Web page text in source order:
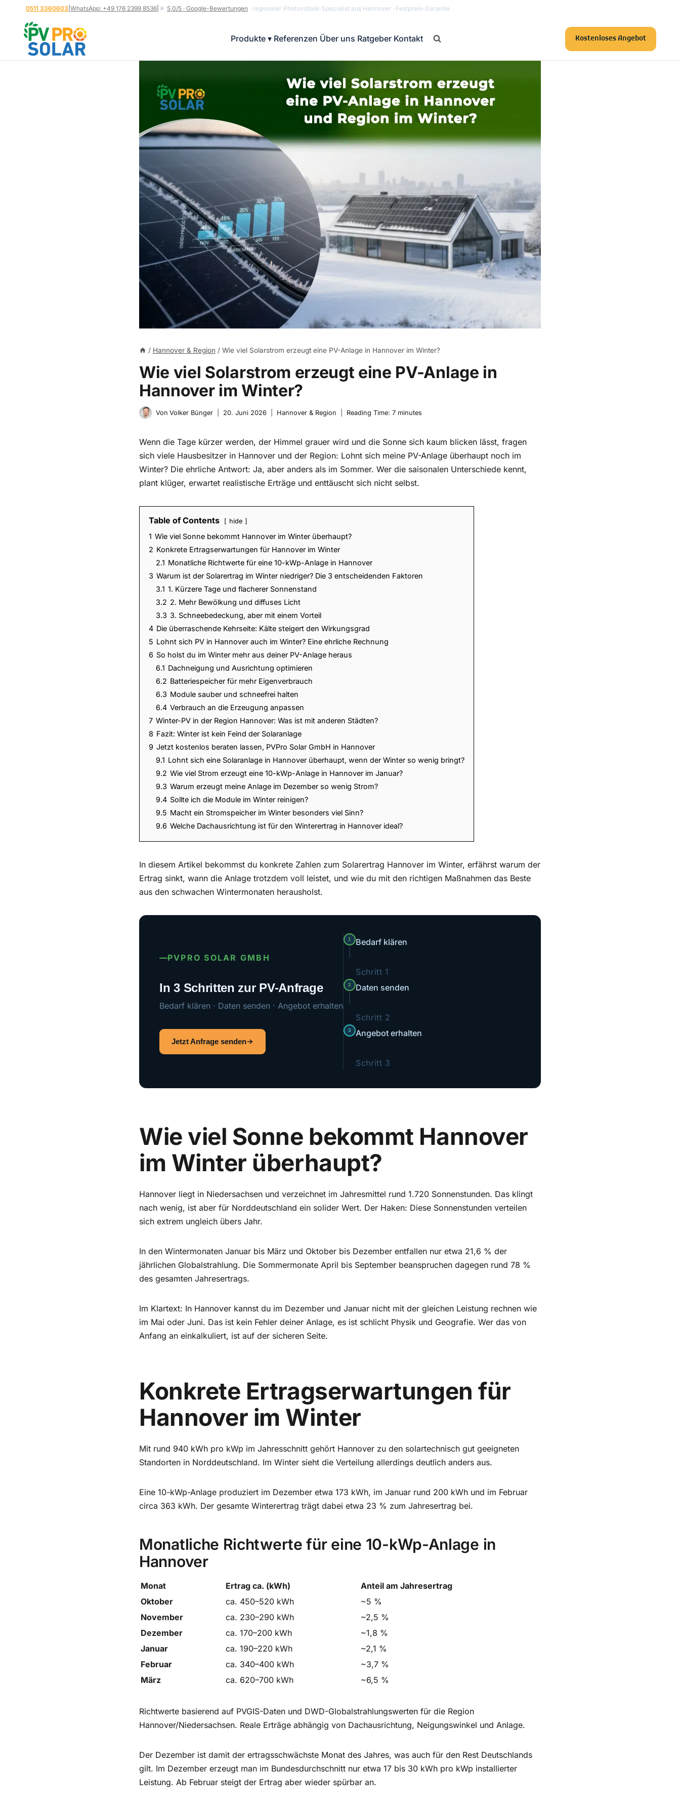
springen
0511 3360603 WhatsApp: +49 176 2399 8536 ★ 5,0/5 · Google-Bewertungen · regionaler Photovoltaik-Spezialist aus Hannover · Festpreis-Garantie
Produkte ▾ Referenzen Über uns Ratgeber Kontakt Kostenloses Angebot
/ Hannover & Region / Wie viel Solarstrom erzeugt eine PV-Anlage in Hannover im Winter?
Wie viel Solarstrom erzeugt eine PV-Anlage in
Hannover im Winter?
Von Volker Bünger 20. Juni 2026 Hannover & Region Reading Time: 7 minutes
Wenn die Tage kürzer werden, der Himmel grauer wird und die Sonne sich kaum blicken lässt, fragen
sich viele Hausbesitzer in Hannover und der Region: Lohnt sich meine PV-Anlage überhaupt noch im
Winter? Die ehrliche Antwort: Ja, aber anders als im Sommer. Wer die saisonalen Unterschiede kennt,
plant klüger, erwartet realistische Erträge und enttäuscht sich nicht selbst.
Table of Contents hide
1 Wie viel Sonne bekommt Hannover im Winter überhaupt?
2 Konkrete Ertragserwartungen für Hannover im Winter
2.1 Monatliche Richtwerte für eine 10-kWp-Anlage in Hannover
3 Warum ist der Solarertrag im Winter niedriger? Die 3 entscheidenden Faktoren
3.1 1. Kürzere Tage und flacherer Sonnenstand
3.2 2. Mehr Bewölkung und diffuses Licht
3.3 3. Schneebedeckung, aber mit einem Vorteil
4 Die überraschende Kehrseite: Kälte steigert den Wirkungsgrad
5 Lohnt sich PV in Hannover auch im Winter? Eine ehrliche Rechnung
6 So holst du im Winter mehr aus deiner PV-Anlage heraus
6.1 Dachneigung und Ausrichtung optimieren
6.2 Batteriespeicher für mehr Eigenverbrauch
6.3 Module sauber und schneefrei halten
6.4 Verbrauch an die Erzeugung anpassen
7 Winter-PV in der Region Hannover: Was ist mit anderen Städten?
8 Fazit: Winter ist kein Feind der Solaranlage
9 Jetzt kostenlos beraten lassen, PVPro Solar GmbH in Hannover
9.1 Lohnt sich eine Solaranlage in Hannover überhaupt, wenn der Winter so wenig bringt?
9.2 Wie viel Strom erzeugt eine 10-kWp-Anlage in Hannover im Januar?
9.3 Warum erzeugt meine Anlage im Dezember so wenig Strom?
9.4 Sollte ich die Module im Winter reinigen?
9.5 Macht ein Stromspeicher im Winter besonders viel Sinn?
9.6 Welche Dachausrichtung ist für den Winterertrag in Hannover ideal?
In diesem Artikel bekommst du konkrete Zahlen zum Solarertrag Hannover im Winter, erfährst warum der
Ertrag sinkt, wann die Anlage trotzdem voll leistet, und wie du mit den richtigen Maßnahmen das Beste
aus den schwachen Wintermonaten herausholst.
PVPRO SOLAR GMBH
In 3 Schritten zur PV-Anfrage
Bedarf klären · Daten senden · Angebot erhalten
Jetzt Anfrage senden
1 Bedarf klären
Schritt 1
2 Daten senden
Schritt 2
3 Angebot erhalten
Schritt 3
Wie viel Sonne bekommt Hannover
im Winter überhaupt?
Hannover liegt in Niedersachsen und verzeichnet im Jahresmittel rund 1.720 Sonnenstunden. Das klingt
nach wenig, ist aber für Norddeutschland ein solider Wert. Der Haken: Diese Sonnenstunden verteilen
sich extrem ungleich übers Jahr.
In den Wintermonaten Januar bis März und Oktober bis Dezember entfallen nur etwa 21,6 % der
jährlichen Globalstrahlung. Die Sommermonate April bis September beanspruchen dagegen rund 78 %
des gesamten Jahresertrags.
Im Klartext: In Hannover kannst du im Dezember und Januar nicht mit der gleichen Leistung rechnen wie
im Mai oder Juni. Das ist kein Fehler deiner Anlage, es ist schlicht Physik und Geografie. Wer das von
Anfang an einkalkuliert, ist auf der sicheren Seite.
Konkrete Ertragserwartungen für
Hannover im Winter
Mit rund 940 kWh pro kWp im Jahresschnitt gehört Hannover zu den solartechnisch gut geeigneten
Standorten in Norddeutschland. Im Winter sieht die Verteilung allerdings deutlich anders aus.
Eine 10-kWp-Anlage produziert im Dezember etwa 173 kWh, im Januar rund 200 kWh und im Februar
circa 363 kWh. Der gesamte Winterertrag trägt dabei etwa 23 % zum Jahresertrag bei.
Monatliche Richtwerte für eine 10-kWp-Anlage in
Hannover
Monat Ertrag ca. (kWh)
Anteil am Jahresertrag
Oktober
ca. 450–520 kWh
~5 %
November
ca. 230–290 kWh
~2,5 %
Dezember
ca. 170–200 kWh
~1,8 %
Januar
ca. 190–220 kWh
~2,1 %
Februar
ca. 340–400 kWh
~3,7 %
März
ca. 620–700 kWh ~6,5 %
Richtwerte basierend auf PVGIS-Daten und DWD-Globalstrahlungswerten für die Region
Hannover/Niedersachsen. Reale Erträge abhängig von Dachausrichtung, Neigungswinkel und Anlage.
Der Dezember ist damit der ertragsschwächste Monat des Jahres, was auch für den Rest Deutschlands
gilt. Im Dezember erzeugt man im Bundesdurchschnitt nur etwa 17 bis 30 kWh pro kWp installierter
Leistung. Ab Februar steigt der Ertrag aber wieder spürbar an.